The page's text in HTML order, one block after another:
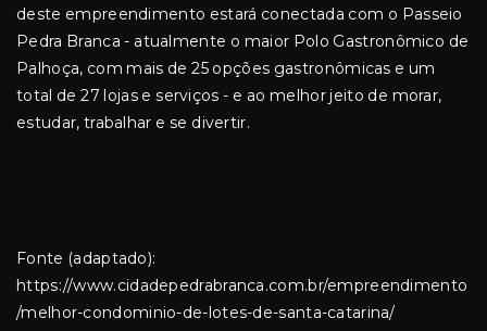
deste empreendimento estará conectada com o Passeio
Pedra Branca - atualmente o maior Polo Gastronômico de
Palhoça, com mais de 25 opções gastronômicas e um
total de 27 lojas e serviços - e ao melhor jeito de morar,
estudar, trabalhar e se divertir.
Fonte (adaptado):
https://www.cidadepedrabranca.com.br/empreendimento
/melhor-condominio-de-lotes-de-santa-catarina/